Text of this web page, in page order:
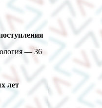
— 36
лет